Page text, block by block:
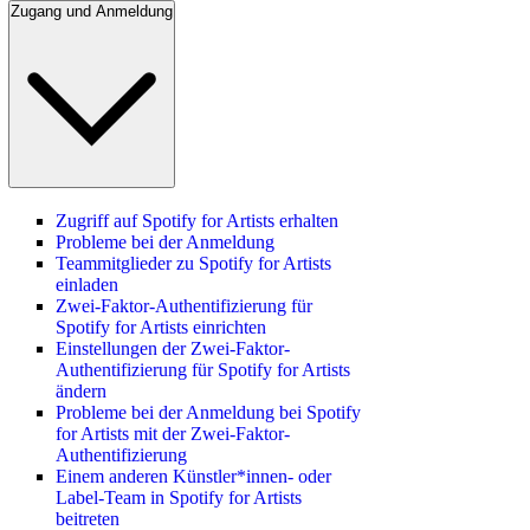
Zugang und Anmeldung
Zugriff auf Spotify for Artists erhalten
Probleme bei der Anmeldung
Teammitglieder zu Spotify for Artists
einladen
Zwei-Faktor-Authentifizierung für
Spotify for Artists einrichten
Einstellungen der Zwei-Faktor-
Authentifizierung für Spotify for Artists
ändern
Probleme bei der Anmeldung bei Spotify
for Artists mit der Zwei-Faktor-
Authentifizierung
Einem anderen Künstler*innen- oder
Label-Team in Spotify for Artists
beitreten